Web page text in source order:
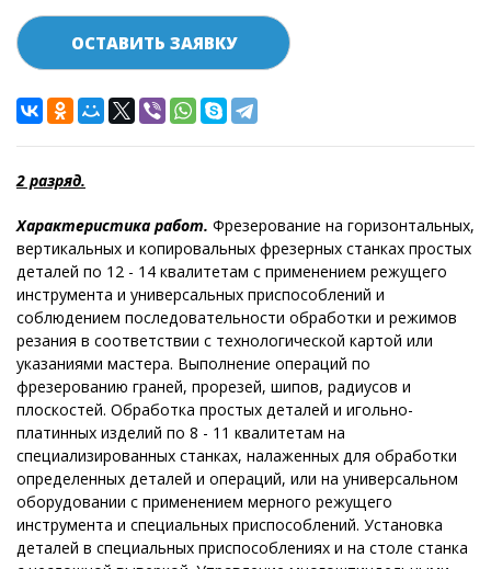
ОСТАВИТЬ ЗАЯВКУ
2 разряд.
Характеристика работ. Фрезерование на горизонтальных,
вертикальных и копировальных фрезерных станках простых
деталей по 12 - 14 квалитетам с применением режущего
инструмента и универсальных приспособлений и
соблюдением последовательности обработки и режимов
резания в соответствии с технологической картой или
указаниями мастера. Выполнение операций по
фрезерованию граней, прорезей, шипов, радиусов и
плоскостей. Обработка простых деталей и игольно-
платинных изделий по 8 - 11 квалитетам на
специализированных станках, налаженных для обработки
определенных деталей и операций, или на универсальном
оборудовании с применением мерного режущего
инструмента и специальных приспособлений. Установка
деталей в специальных приспособлениях и на столе станка